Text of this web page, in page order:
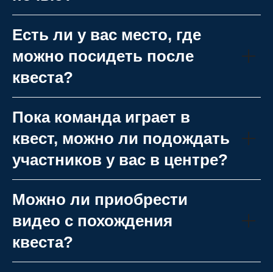
Есть ли у вас место, где
можно посидеть после
квеста?
Пока команда играет в
квест, можно ли подождать
участников у вас в центре?
Можно ли приобрести
видео с похождения
квеста?